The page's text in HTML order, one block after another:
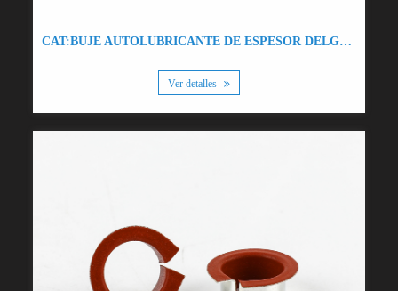
CAT:BUJE AUTOLUBRICANTE DE ESPESOR DELGADO WZB-0.5 DU
Ver detalles